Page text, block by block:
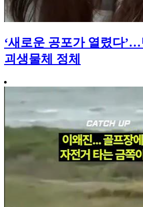
‘새로운 공포가 열렸다
괴생물체 정체